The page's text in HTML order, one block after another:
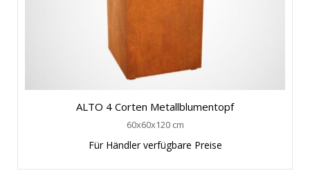
ALTO 4 Corten Metallblumentopf
60x60x120 cm
Für Händler verfügbare Preise